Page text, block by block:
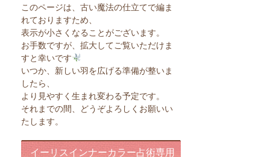
このページは、古い魔法の仕立てで編ま
れておりますため、
表示が小さくなることがございます。
お手数ですが、拡大してご覧いただけま
すと幸いです
いつか、新しい羽を広げる準備が整いま
したら、
より見やすく生まれ変わる予定です。
それまでの間、どうぞよろしくお願いい
たします。
イーリスインナーカラー占術専用